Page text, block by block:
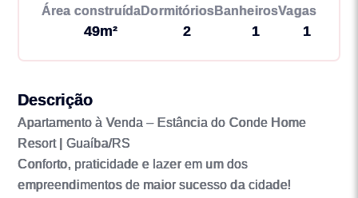
Área construída
49m²
Dormitórios
2
Banheiros
1
Vagas
1
Descrição
Apartamento à Venda – Estância do Conde Home
Resort | Guaíba/RS
Conforto, praticidade e lazer em um dos
empreendimentos de maior sucesso da cidade!